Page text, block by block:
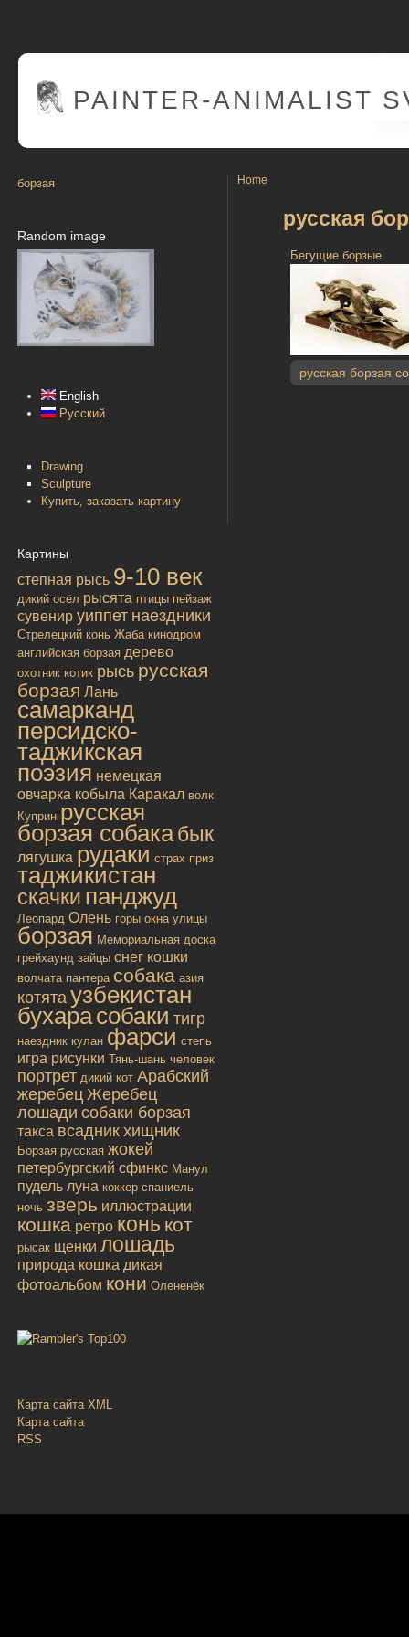
PAINTER-ANIMALIST
борзая
Random image
English
Русский
Drawing
Sculpture
Купить, заказать картину
Картины
степная рысь 9-10 век
дикий осёл рысята птицы пейзаж
сувенир уиппет наездники
Стрелецкий конь Жаба кинодром
английская борзая дерево
охотник котик рысь русская
борзая Лань
самарканд
персидско-
таджикская
поэзия немецкая
овчарка кобыла Каракал волк
Куприн русская
борзая собакабык
лягушка рудаки страх приз
таджикистан
скачки панджуд
Леопард Олень горы окна улицы
борзая Мемориальная доска
грейхаунд зайцы снег кошки
волчата пантера собака азия
котята узбекистан
бухарасобаки тигр
наездник кулан фарси степь
игра рисунки Тянь-шань человек
портрет дикий кот Арабский
жеребец Жеребец
лошади собаки борзая
такса всадник хищник
Борзая русская жокей
петербургский сфинкс Манул
пудель луна коккер спаниель
ночь зверь иллюстрации
кошка ретро конь кот
рысак щенки лошадь
природа кошка дикая
фотоальбом кони Олененёк
Карта сайта XML
Карта сайта
RSS
Home
русская
Бегущие борзые
русская борзая